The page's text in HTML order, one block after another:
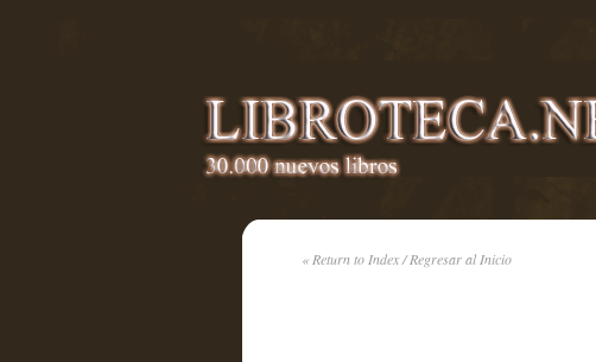
« Return to Index / Regresar al Inicio